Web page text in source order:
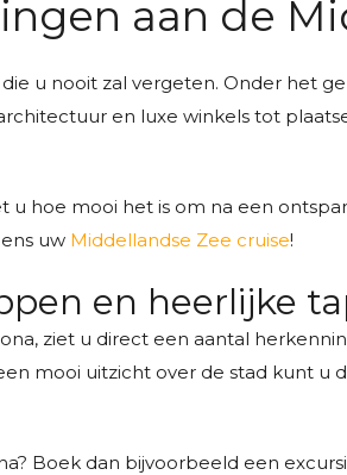
aan de
u nooit zal vergeten. Onder het
en luxe winkels tot
hoe mooi het is om na een
uw Middellandse Zee cruise!
en heerlijke
ziet u direct een aantal
mooi uitzicht over de stad kunt
Boek dan bijvoorbeeld een